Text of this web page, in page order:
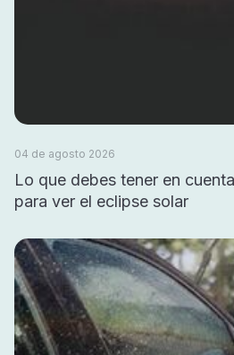
04 de agosto 2026
Lo que debes tener en
para ver el eclipse solar